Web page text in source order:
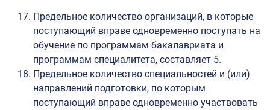
Предельное количество организаций, в которые
поступающий вправе одновременно поступать на
обучение по программам бакалавриата и
программам специалитета, составляет 5.
Предельное количество специальностей и (или)
направлений подготовки, по которым
поступающий вправе одновременно участвовать